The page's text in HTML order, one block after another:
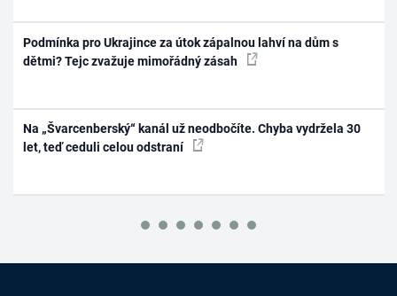
Podmínka pro Ukrajince za útok zápalnou lahví na dům s
dětmi? Tejc zvažuje mimořádný zásah
Na „Švarcenberský“ kanál už neodbočíte. Chyba vydržela 30
let, teď ceduli celou odstraní